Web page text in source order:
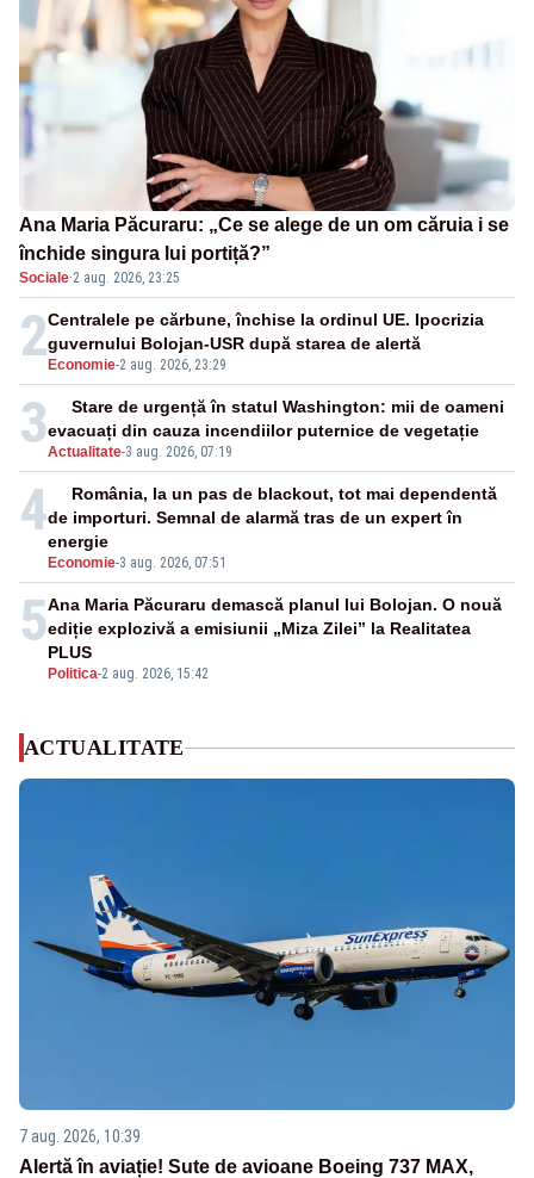
Ana Maria Păcuraru: „Ce se alege de un om căruia i se
închide singura lui portiță?”
Sociale·2 aug. 2026, 23:25
2 Economie-2 aug. 2026, 23:29
Centralele pe cărbune, închise la ordinul UE. Ipocrizia
guvernului Bolojan-USR după starea de alertă
3Actualitate-3 aug. 2026, 07:19
Stare de urgență în statul Washington: mii de oameni
evacuați din cauza incendiilor puternice de vegetație
4
Economie-3 aug. 2026, 07:51
România, la un pas de blackout, tot mai dependentă
de importuri. Semnal de alarmă tras de un expert în
energie
5
Politica-2 aug. 2026, 15:42
Ana Maria Păcuraru demască planul lui Bolojan. O nouă
ediție explozivă a emisiunii „Miza Zilei” la Realitatea
PLUS
ACTUALITATE
7 aug. 2026, 10:39
Alertă în aviație! Sute de avioane Boeing 737 MAX,